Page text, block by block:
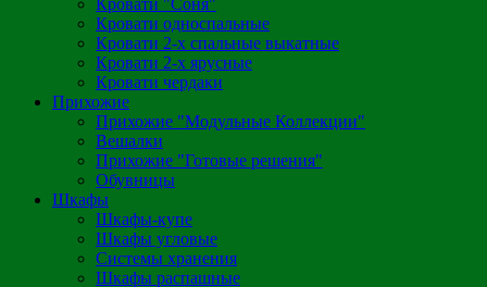
Кровати "Соня"
Кровати односпальные
Кровати 2-х спальные выкатные
Кровати 2-х ярусные
Кровати чердаки
Прихожие
Прихожие "Модульные Коллекции"
Вешалки
Прихожие "Готовые решения"
Обувницы
Шкафы
Шкафы-купе
Шкафы угловые
Системы хранения
Шкафы распашные